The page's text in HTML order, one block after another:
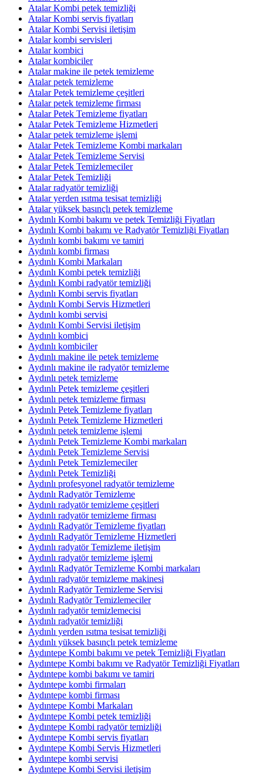
Atalar Kombi petek temizliği
Atalar Kombi servis fiyatları
Atalar Kombi Servisi iletişim
Atalar kombi servisleri
Atalar kombici
Atalar kombiciler
Atalar makine ile petek temizleme
Atalar petek temizleme
Atalar Petek temizleme çeşitleri
Atalar petek temizleme firması
Atalar Petek Temizleme fiyatları
Atalar Petek Temizleme Hizmetleri
Atalar petek temizleme işlemi
Atalar Petek Temizleme Kombi markaları
Atalar Petek Temizleme Servisi
Atalar Petek Temizlemeciler
Atalar Petek Temizliği
Atalar radyatör temizliği
Atalar yerden ısıtma tesisat temizliği
Atalar yüksek basınçlı petek temizleme
Aydınlı Kombi bakımı ve petek Temizliği Fiyatları
Aydınlı Kombi bakımı ve Radyatör Temizliği Fiyatları
Aydınlı kombi bakımı ve tamiri
Aydınlı kombi firması
Aydınlı Kombi Markaları
Aydınlı Kombi petek temizliği
Aydınlı Kombi radyatör temizliği
Aydınlı Kombi servis fiyatları
Aydınlı Kombi Servis Hizmetleri
Aydınlı kombi servisi
Aydınlı Kombi Servisi iletişim
Aydınlı kombici
Aydınlı kombiciler
Aydınlı makine ile petek temizleme
Aydınlı makine ile radyatör temizleme
Aydınlı petek temizleme
Aydınlı Petek temizleme çeşitleri
Aydınlı petek temizleme firması
Aydınlı Petek Temizleme fiyatları
Aydınlı Petek Temizleme Hizmetleri
Aydınlı petek temizleme işlemi
Aydınlı Petek Temizleme Kombi markaları
Aydınlı Petek Temizleme Servisi
Aydınlı Petek Temizlemeciler
Aydınlı Petek Temizliği
Aydınlı profesyonel radyatör temizleme
Aydınlı Radyatör Temizleme
Aydınlı radyatör temizleme çeşitleri
Aydınlı radyatör temizleme firması
Aydınlı Radyatör Temizleme fiyatları
Aydınlı Radyatör Temizleme Hizmetleri
Aydınlı radyatör Temizleme iletişim
Aydınlı radyatör temizleme işlemi
Aydınlı Radyatör Temizleme Kombi markaları
Aydınlı radyatör temizleme makinesi
Aydınlı Radyatör Temizleme Servisi
Aydınlı Radyatör Temizlemeciler
Aydınlı radyatör temizlemecisi
Aydınlı radyatör temizliği
Aydınlı yerden ısıtma tesisat temizliği
Aydınlı yüksek basınçlı petek temizleme
Aydıntepe Kombi bakımı ve petek Temizliği Fiyatları
Aydıntepe Kombi bakımı ve Radyatör Temizliği Fiyatları
Aydıntepe kombi bakımı ve tamiri
Aydıntepe kombi firmaları
Aydıntepe kombi firması
Aydıntepe Kombi Markaları
Aydıntepe Kombi petek temizliği
Aydıntepe Kombi radyatör temizliği
Aydıntepe Kombi servis fiyatları
Aydıntepe Kombi Servis Hizmetleri
Aydıntepe kombi servisi
Aydıntepe Kombi Servisi iletişim